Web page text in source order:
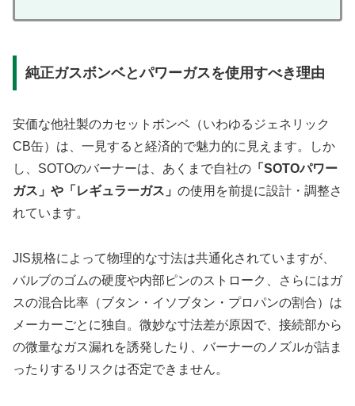
純正ガスボンベとパワーガスを使用すべき理由
安価な他社製のカセットボンベ（いわゆるジェネリック
CB缶）は、一見すると経済的で魅力的に見えます。しか
し、SOTOのバーナーは、あくまで自社の 「SOTOパワー
ガス」や「レギュラーガス」 の使用を前提に設計・調整さ
れています。
JIS規格によって物理的な寸法は共通化されていますが、
バルブのゴムの硬度や内部ピンのストローク、さらにはガ
スの混合比率（ブタン・イソブタン・プロパンの割合）は
メーカーごとに独自。微妙な寸法差が原因で、接続部から
の微量なガス漏れを誘発したり、バーナーのノズルが詰ま
ったりするリスクは否定できません。